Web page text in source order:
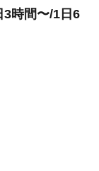
3時間〜/1日6